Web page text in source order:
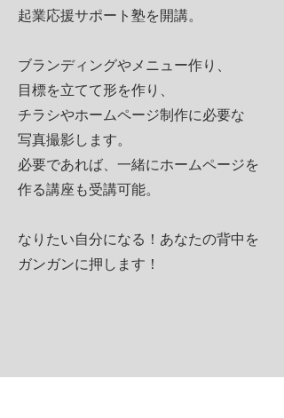
起業応援サポート塾を開講。
ブランディングやメニュー作り、
目標を立てて形を作り、
チラシやホームページ制作に必要な
写真撮影します。
必要であれば、一緒にホームページを
作る講座も受講可能。
​なりたい自分になる！あなたの背中を
ガンガンに押します！